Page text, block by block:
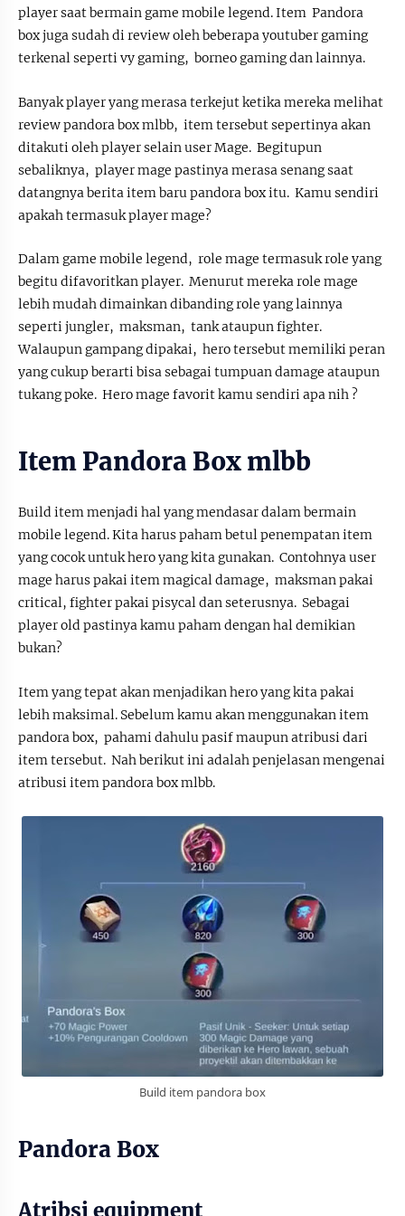
player saat bermain game mobile legend. Item Pandora
box juga sudah di review oleh beberapa youtuber gaming
terkenal seperti vy gaming, borneo gaming dan lainnya.
Banyak player yang merasa terkejut ketika mereka melihat
review pandora box mlbb, item tersebut sepertinya akan
ditakuti oleh player selain user Mage. Begitupun
sebaliknya, player mage pastinya merasa senang saat
datangnya berita item baru pandora box itu. Kamu sendiri
apakah termasuk player mage?
Dalam game mobile legend, role mage termasuk role yang
begitu difavoritkan player. Menurut mereka role mage
lebih mudah dimainkan dibanding role yang lainnya
seperti jungler, maksman, tank ataupun fighter.
Walaupun gampang dipakai, hero tersebut memiliki peran
yang cukup berarti bisa sebagai tumpuan damage ataupun
tukang poke. Hero mage favorit kamu sendiri apa nih ?
Item Pandora Box mlbb
Build item menjadi hal yang mendasar dalam bermain
mobile legend. Kita harus paham betul penempatan item
yang cocok untuk hero yang kita gunakan. Contohnya user
mage harus pakai item magical damage, maksman pakai
critical, fighter pakai pisycal dan seterusnya. Sebagai
player old pastinya kamu paham dengan hal demikian
bukan?
Item yang tepat akan menjadikan hero yang kita pakai
lebih maksimal. Sebelum kamu akan menggunakan item
pandora box, pahami dahulu pasif maupun atribusi dari
item tersebut. Nah berikut ini adalah penjelasan mengenai
atribusi item pandora box mlbb.
Build item pandora box
Pandora Box
Atribsi equipment